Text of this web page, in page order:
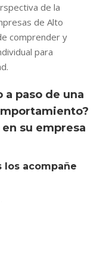
de la
de Alto
comprender y
para
a paso de una
su empresa
los acompañe